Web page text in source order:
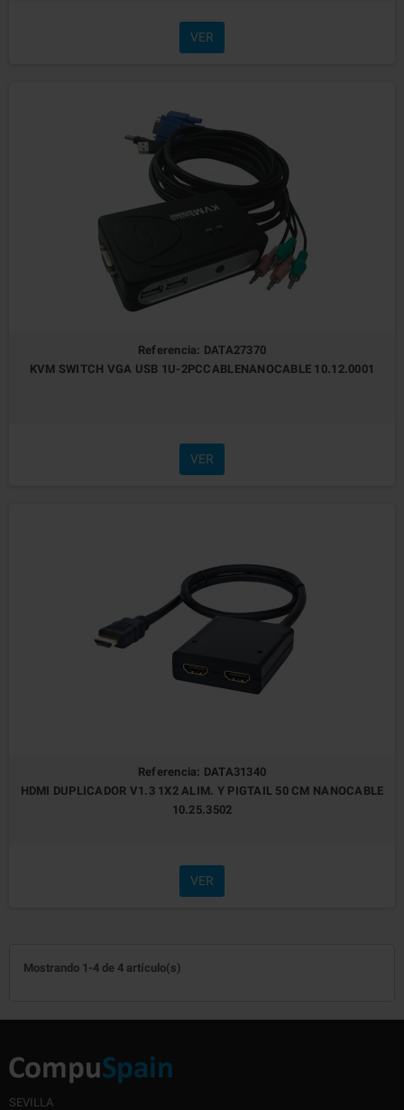
VER
Referencia: DATA27370
KVM SWITCH VGA USB 1U-2PCCABLENANOCABLE 10.12.0001
VER
Referencia: DATA31340
HDMI DUPLICADOR V1.3 1X2 ALIM. Y PIGTAIL 50 CM NANOCABLE
10.25.3502
VER
Mostrando 1-4 de 4 artículo(s)
SEVILLA